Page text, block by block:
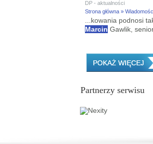
DP - aktualności
Strona główna »
...kowania podnosi
Marcin Gawlik,
POKAŻ WIĘCEJ
Partnerzy serwisu